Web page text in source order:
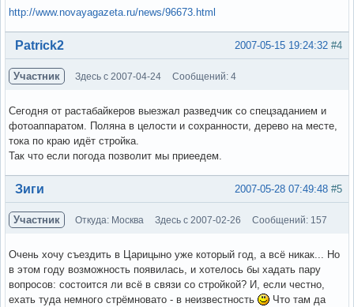
http://www.novayagazeta.ru/news/96673.html
Вне форума #4
2007-05-15 19:24:32
Patrick2
Участник Здесь с 2007-04-24 Сообщений: 4
Сегодня от растабайкеров выезжал разведчик со спецзаданием и
фотоаппаратом. Поляна в целости и сохранности, дерево на месте,
тока по краю идёт стройка.
Так что если погода позволит мы приеедем.
Вне форума #5
2007-05-28 07:49:48
Зиги
Участник Откуда: Москва Здесь с 2007-02-26 Сообщений: 157
Очень хочу съездить в Царицыно уже который год, а всё никак... Но
в этом году возможность появилась, и хотелось бы хадать пару
вопросов: состоится ли всё в связи со стройкой? И, если честно,
ехать туда немного стрёмновато - в неизвестность
Что там да